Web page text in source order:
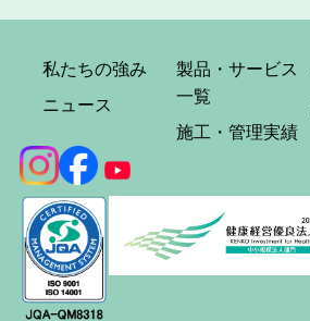
私たちの強み
ニュース
製品・サービス
一覧
施工・管理実績